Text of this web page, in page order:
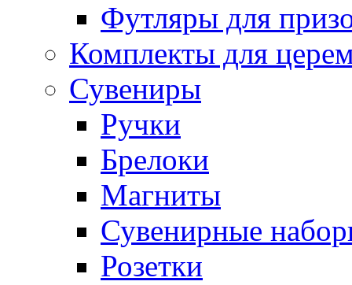
Футляры для
Комплекты для
Сувениры
Ручки
Брелоки
Магниты
Сувенирные
Розетки